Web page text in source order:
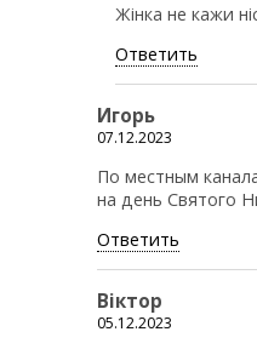
Жінка не кажи
Ответить
Игорь
07.12.2023
По местным
на день Святого
Ответить
Віктор
05.12.2023